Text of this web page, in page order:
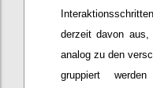
derzeit davon aus,
analog zu den
gruppiert